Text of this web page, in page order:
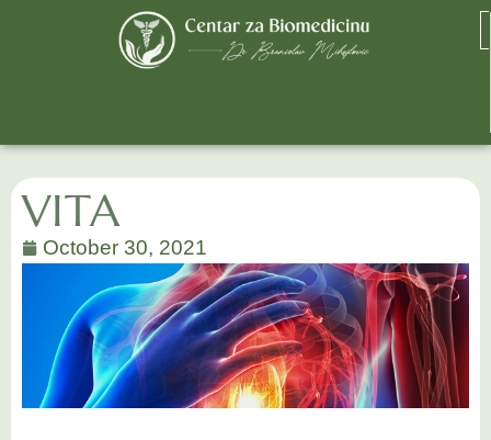
VITA
October 30, 2021